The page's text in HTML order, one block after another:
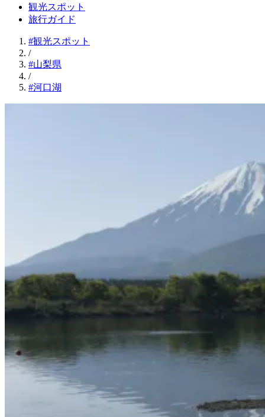
観光スポット
旅行ガイド
#観光スポット
/
#山梨県
/
#河口湖